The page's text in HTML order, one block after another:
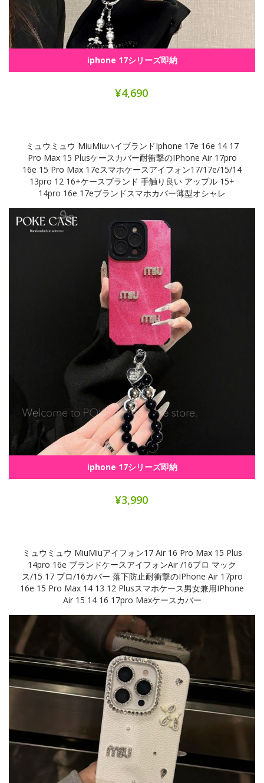
iphone 17シリーズ即納
¥4,690
ミュウミュウ MiuMiuハイブランドiphone 17e 16e 14 17
Pro Max 15 Plusケースカバー耐衝撃のiPhone Air 17pro
16e 15 Pro Max 17eスマホケースアイフォン17/17e/15/14
13pro 12 16+ケースブランド 手触り良い アップル 15+
14pro 16e 17eブランドスマホカバー薄型オシャレ
iphone 17シリーズ即納
¥3,990
ミュウミュウ MiuMiuアイフォン17 Air 16 Pro Max 15 Plus
14pro 16e ブランドケースアイフォンAir /16プロ マック
ス/15 17 プロ/16カバー 落下防止耐衝撃のiPhone Air 17pro
16e 15 Pro Max 14 13 12 Plusスマホケース男女兼用iPhone
Air 15 14 16 17pro Maxケースカバー